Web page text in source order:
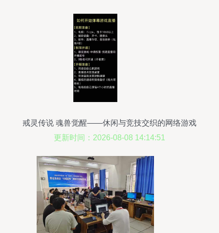
戒灵传说 魂兽觉醒——休闲与竞技交织的网络游戏
新篇章
更新时间：2026-08-08 14:14:51